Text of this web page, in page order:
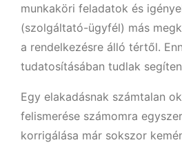
munkaköri feladatok és
(szolgáltató-ügyfél) más
a rendelkezésre álló tértől.
tudatosításában tudlak
Egy elakadásnak számtalan
felismerése számomra
korrigálása már sokszor